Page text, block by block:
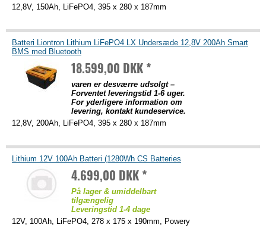
12,8V, 150Ah, LiFePO4, 395 x 280 x 187mm
Batteri Liontron Lithium LiFePO4 LX Undersæde 12,8V 200Ah Smart
BMS med Bluetooth
18.599,00 DKK *
varen er desværre udsolgt –
Forventet leveringstid 1-6 uger.
For yderligere information om
levering, kontakt kundeservice.
12,8V, 200Ah, LiFePO4, 395 x 280 x 187mm
Lithium 12V 100Ah Batteri (1280Wh CS Batteries
4.699,00 DKK *
På lager & umiddelbart
tilgængelig
Leveringstid 1-4 dage
12V, 100Ah, LiFePO4, 278 x 175 x 190mm, Powery